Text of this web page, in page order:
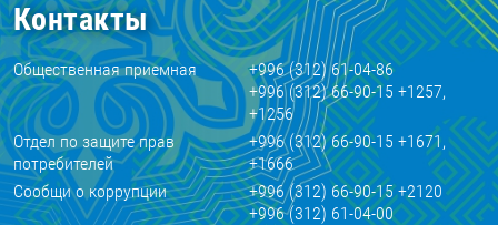
Контакты
Общественная приемная
+996 (312) 61-04-86
+996 (312) 66-90-15 +1257,
+1256
Отдел по защите прав
потребителей
+996 (312) 66-90-15 +1671,
+1666
Сообщи о коррупции
+996 (312) 66-90-15 +2120
+996 (312) 61-04-00